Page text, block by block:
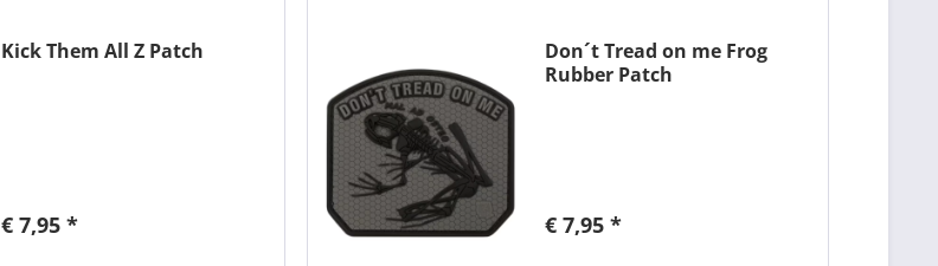
Kick Them All Z Patch
€ 7,95 *
Don´t Tread on me Frog
Rubber Patch
€ 7,95 *